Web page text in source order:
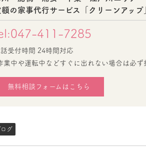
額の家事代行サービス「クリーンアップ
411-7285
受付時間 24時間対応
業中や運転中などすぐに出れない場合は必ず
無料相談フォームはこちら
ログ